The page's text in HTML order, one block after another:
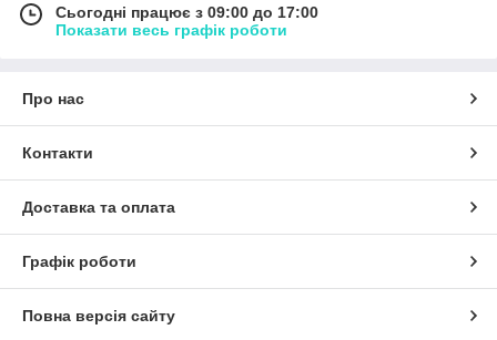
Сьогодні працює з 09:00 до 17:00
Показати весь графік роботи
Про нас
Контакти
Доставка та оплата
Графік роботи
Повна версія сайту